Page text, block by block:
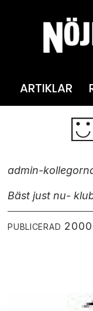
ARTIKLAR
admin-
Bäst just nu-
PUBLICERAD